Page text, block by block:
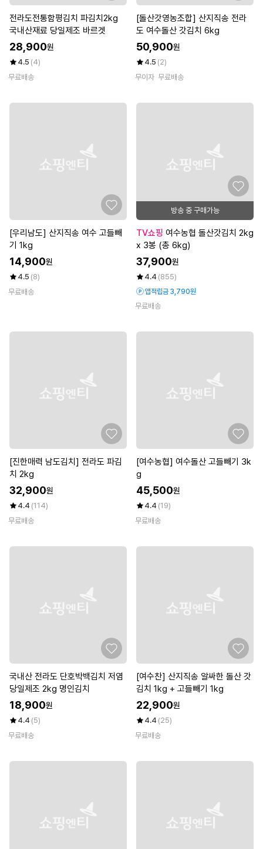
전라도전통함평김치 파김치2kg
국내산재료 당일제조 바르겟
28,900원
4.5 (4)
무료배송
[돌산갓영농조합] 산지직송 전라
도 여수돌산 갓김치 6kg
50,900원
4.5 (2)
무이자 무료배송
[우리남도] 산지직송 여수 고들빼
기 1kg
14,900원
4.5 (8)
무료배송
방송 중 구매가능
TV쇼핑
x 3봉 (총 6kg)
37,900원
4.4 (855)
앱적립금 3,790원
무료배송
[진한매력 남도김치] 전라도 파김
치 2kg
32,900원
4.4 (114)
무료배송
[여수농협] 여수돌산 고들빼기 3k
g
45,500원
4.4 (19)
무료배송
국내산 전라도 단호박백김치 저염
당일제조 2kg 명인김치
18,900원
4.4 (5)
무료배송
[여수찬] 산지직송 알싸한 돌산 갓
김치 1kg + 고들빼기 1kg
22,900원
4.4 (25)
무료배송